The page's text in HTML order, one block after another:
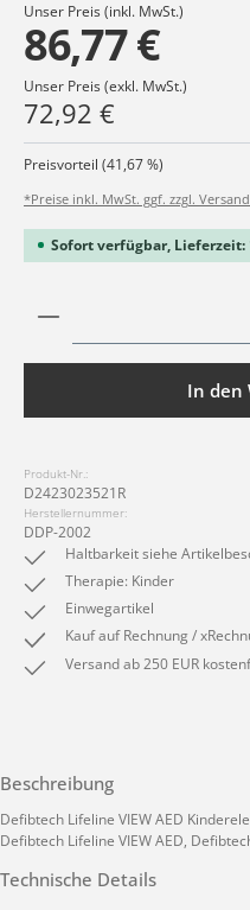
Unser Preis (inkl. MwSt.)
86,77 €
Unser Preis (exkl. MwSt.)
72,92 €
Preisvorteil (41,67 %)
*Preise inkl. MwSt. ggf. zzgl.
Sofort verfügbar, Lieferzeit:
Produkt Anzahl: Gib
In den
Produkt-Nr.:
D2423023521R
Herstellernummer:
DDP-2002
Haltbarkeit siehe
Therapie: Kinder
Einwegartikel
Kauf auf Rechnung /
Versand ab 250 EUR
Beschreibung
Defibtech Lifeline VIEW AED
Defibtech Lifeline VIEW AED,
Technische Details